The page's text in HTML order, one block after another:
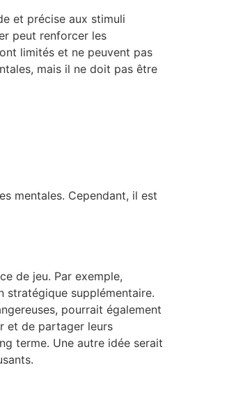
et précise aux stimuli
peut renforcer les
limités et ne peuvent pas
mais il ne doit pas être
mentales. Cependant, il est
de jeu. Par exemple,
stratégique supplémentaire.
pourrait également
et de partager leurs
terme. Une autre idée serait